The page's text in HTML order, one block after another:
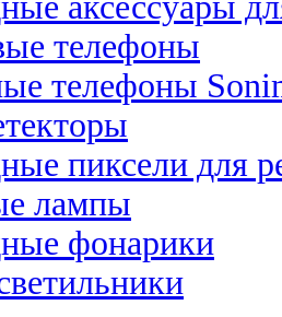
телефоны
телефоны
пиксели для
лампы
фонарики